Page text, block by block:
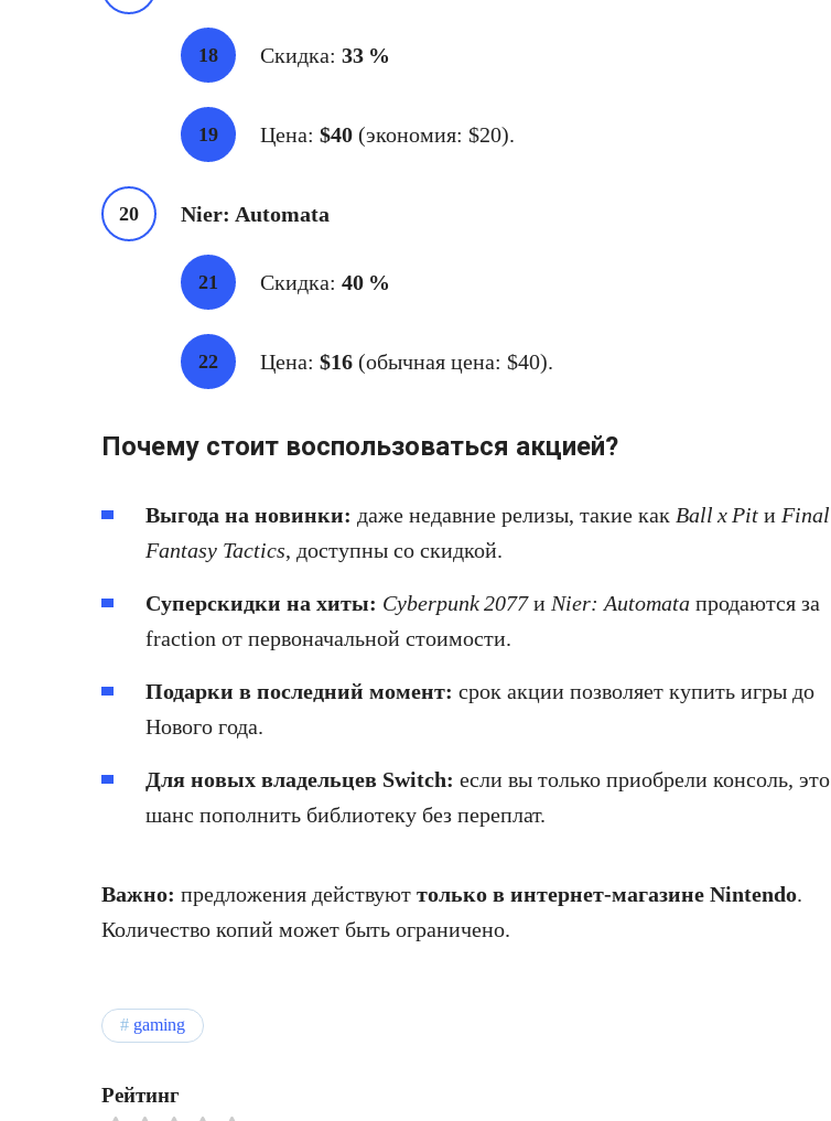
Скидка: 33 %
Цена: $40 (экономия: $20).
Nier: Automata
Скидка: 40 %
Цена: $16 (обычная цена: $40).
Почему стоит воспользоваться акцией?
Выгода на новинки: даже недавние релизы, такие как Ball x Pit и Final
Fantasy Tactics, доступны со скидкой.
Суперскидки на хиты: Cyberpunk 2077и Nier: Automata продаются за
fraction от первоначальной стоимости.
Подарки в последний момент: срок акции позволяет купить игры до
Нового года.
Для новых владельцев Switch: если вы только приобрели консоль, это
шанс пополнить библиотеку без переплат.
Важно: предложения действуют только в интернет‑магазине Nintendo.
Количество копий может быть ограничено.
gaming
Рейтинг